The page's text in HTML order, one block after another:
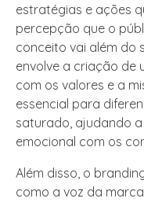
estratégias e ações
percepção que o
conceito vai além do
envolve a criação de
com os valores e a
essencial para
saturado, ajudando
emocional com os
Além disso, o
como a voz da